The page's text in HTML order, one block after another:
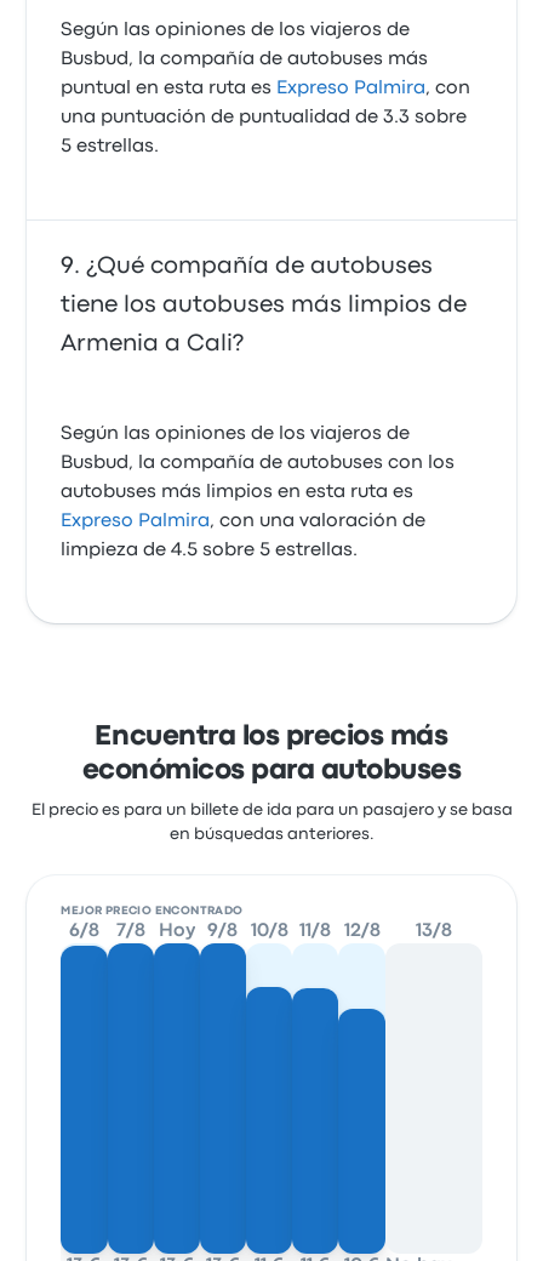
Según las opiniones de los viajeros de
Busbud, la compañía de autobuses más
puntual en esta ruta es Expreso Palmira, con
una puntuación de puntualidad de 3.3 sobre
5 estrellas.
¿Qué compañía de autobuses
tiene los autobuses más limpios de
Armenia a Cali?
Según las opiniones de los viajeros de
Busbud, la compañía de autobuses con los
autobuses más limpios en esta ruta es
Expreso Palmira, con una valoración de
limpieza de 4.5 sobre 5 estrellas.
Encuentra los precios más
económicos para autobuses
El precio es para un billete de ida para un pasajero y se basa
en búsquedas anteriores.
MEJOR PRECIO ENCONTRADO
6/8 7/8 Hoy 9/8 10/8 11/8 12/8 13/8